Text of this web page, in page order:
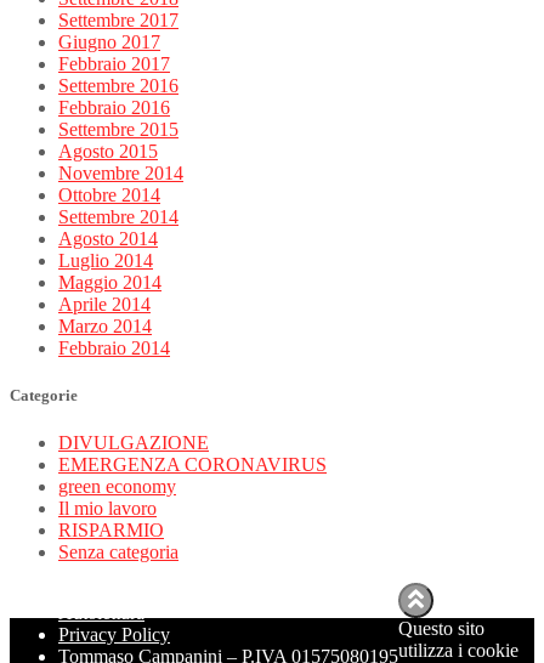
Settembre 2017
Giugno 2017
Febbraio 2017
Settembre 2016
Febbraio 2016
Settembre 2015
Agosto 2015
Novembre 2014
Ottobre 2014
Settembre 2014
Agosto 2014
Luglio 2014
Maggio 2014
Aprile 2014
Marzo 2014
Febbraio 2014
Categorie
DIVULGAZIONE
EMERGENZA CORONAVIRUS
green economy
Il mio lavoro
RISPARMIO
Senza categoria
Privacy Policy
Tommaso Campanini – P.IVA 01575080195
Questo sito
utilizza i cookie